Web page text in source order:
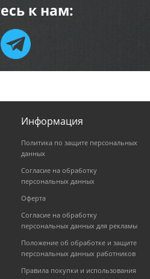
к нам:
Информация
Политика по защите персональных
данных
Согласие на обработку
персональных данных
Оферта
Согласие на обработку
персональных данных для рекламы
Положение об обработке и защите
персональных данных работников
Правила покупки и использования